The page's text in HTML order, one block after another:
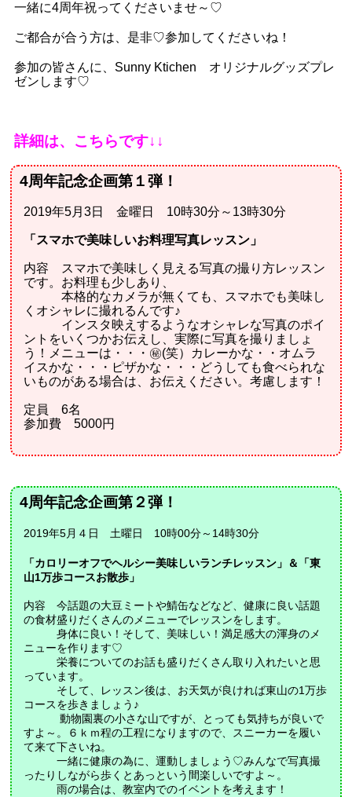
一緒に4周年祝ってくださいませ～♡
ご都合が合う方は、是非♡参加してくださいね！
参加の皆さんに、Sunny Ktichen オリジナルグッズプレ
ゼンします♡
詳細は、こちらです↓↓
4周年記念企画第１弾！
2019年5月3日 金曜日 10時30分～13時30分
「スマホで美味しいお料理写真レッスン」
内容 スマホで美味しく見える写真の撮り方レッスン
です。お料理も少しあり、
本格的なカメラが無くても、スマホでも美味し
くオシャレに撮れるんです♪
インスタ映えするようなオシャレな写真のポイ
ントをいくつかお伝えし、実際に写真を撮りましょ
う！
メニューは・・・㊙(笑）カレーかな・・オムラ
イスかな・・・ピザかな・・・どうしても食べられな
いものがある場合は、お伝えください。考慮します！
定員 6名
参加費 5000円
4周年記念企画第２弾！
2019年5月４日 土曜日 10時00分～14時30分
「カロリーオフでヘルシー美味しいランチレッスン」＆「東
山1万歩コースお散歩」
内容 今話題の大豆ミートや鯖缶などなど、健康に良い話題
の食材盛りだくさんのメニューでレッスンをします。
身体に良い！そして、美味しい！満足感大の渾身のメ
ニューを作ります♡
栄養についてのお話も盛りだくさん取り入れたいと思
っています。
そして、レッスン後は、お天気が良ければ東山の1万歩
コースを歩きましょう♪
動物園裏の小さな山ですが、とっても気持ちが良いで
すよ～。６ｋｍ程の工程になりますので、スニーカーを履い
て来て下さいね。
一緒に健康の為に、運動しましょう♡みんなで写真撮
ったりしながら歩くとあっという間楽しいですよ～。
雨の場合は、教室内でのイベントを考えます！